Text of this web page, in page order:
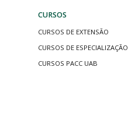
CURSOS
CURSOS DE EXTENSÃO
CURSOS DE ESPECIALIZAÇÃO
CURSOS PACC UAB